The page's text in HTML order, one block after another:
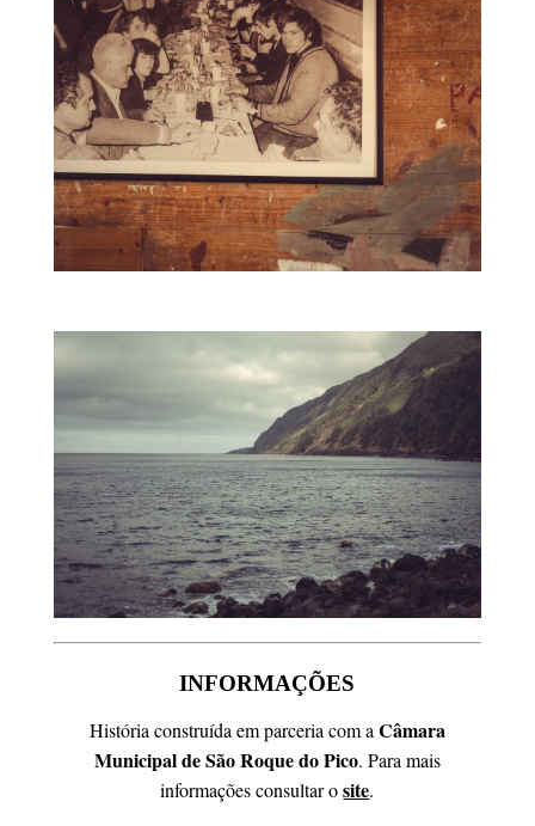
INFORMAÇÕES
História construída em parceria com aCâmara
Municipal de São Roque do Pico. Para mais
informações consultar osite.